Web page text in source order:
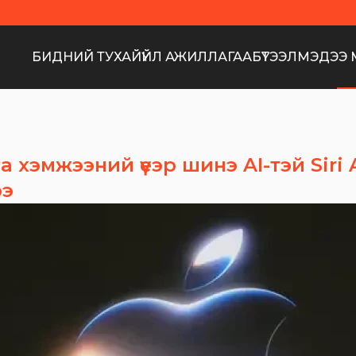
БИДНИЙ ТУХАЙҮЙЛ АЖИЛЛАГААБҮТЭЭЛ МЭДЭЭ
хэмжээний үеэр шинэ AI-тэй Siri